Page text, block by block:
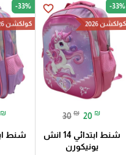
favorite_border -33%
كولكشن 2026
30 ₪ 20 ₪
شنط ابتدائي 14 انش
يونيكورن
-33%
كولكشن 2026
₪